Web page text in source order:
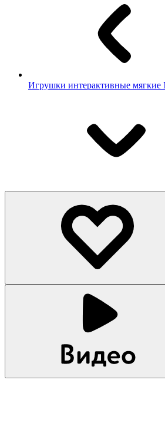
Игрушки интерактивные